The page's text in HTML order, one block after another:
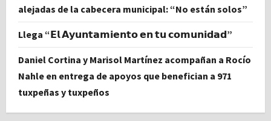
alejadas de la cabecera municipal: “No están solos”
Llega “𝗘𝗹 𝗔𝘆𝘂𝗻𝘁𝗮𝗺𝗶𝗲𝗻𝘁𝗼 𝗲𝗻 𝘁𝘂 𝗰𝗼𝗺𝘂𝗻𝗶𝗱𝗮𝗱”
Daniel Cortina y Marisol Martínez acompañan a Rocío
Nahle en entrega de apoyos que benefician a 971
tuxpeñas y tuxpeños